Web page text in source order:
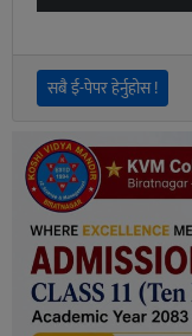
सबै ई-पेपर हेर्नुहोस !